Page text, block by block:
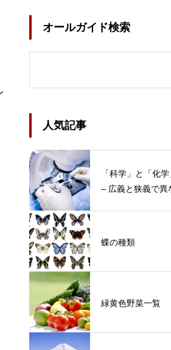
オールガイド検索
人気記事
「科学」と「化
– 広義と狭義で異
蝶の種類
緑黄色野菜一覧